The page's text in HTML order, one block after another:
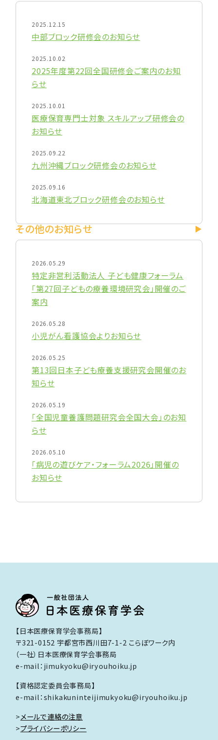
2025.12.15
中部ブロック研修会のお知らせ
2025.10.02
2025年度第22回全国研修会ご案内のお知
らせ
2025.10.01
医療保育専門士対象 スキルアップ研修会の
お知らせ
2025.09.22
九州沖縄ブロック研修会のお知らせ
2025.09.16
北海道東北ブロック研修会のお知らせ
その他のお知らせ
2026.05.29
特定非営利活動法人 子ども健康フォーラム
「第27回子どもの療養環境研究会」開催のご
案内
2026.05.28
小児がん看護協会よりお知らせ
2026.05.25
第13回日本子ども療養支援研究会開催のお
知らせ
2026.05.19
「全国児童養護問題研究会全国大会」のお知
らせ
2026.05.10
「病児の遊びケア・フォーラム2026」開催の
お知らせ
【日本医療保育学会事務局】
〒321-0152 宇都宮市西川田7-1-2 こらぼワーク内
（一社）日本医療保育学会事務局
e-mail：jimukyoku@iryouhoiku.jp
【資格認定委員会事務局】
e-mail：shikakuninteijimukyoku@iryouhoiku.jp
>メールで連絡の注意
>プライバシーポリシー